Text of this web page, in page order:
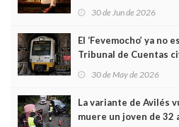
Asturias en Madrid
30 de Jun de 2026
El ‘Fevemocho’ ya no
Tribunal de Cuentas
sobrecoste de los
30 de May de 2026
La variante de Avilés
muere un joven de 32